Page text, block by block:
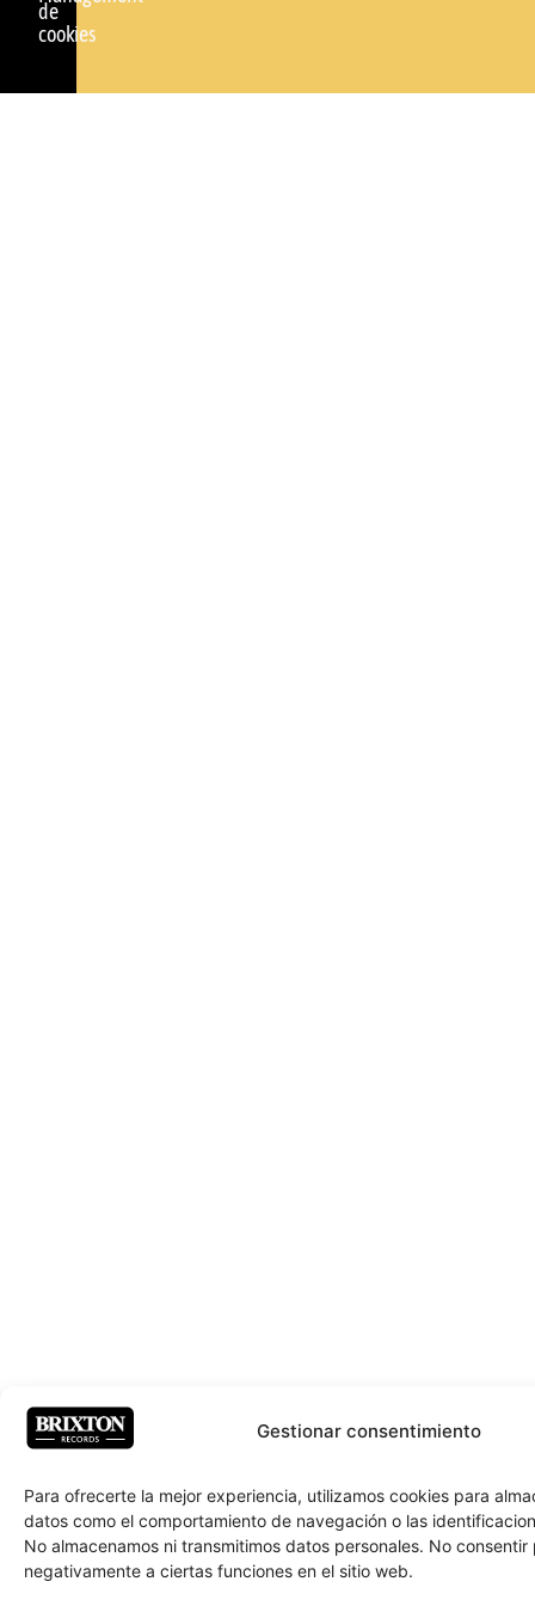
Gestionar consentimiento
Para ofrecerte la mejor experiencia, utilizamos cookies para
datos como el comportamiento de navegación o las
No almacenamos ni transmitimos datos personales. No
negativamente a ciertas funciones en el sitio web.
de
cookies